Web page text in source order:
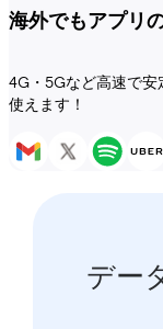
海外でもアプリ
4G・5Gなど高速で安
使えます！
デー